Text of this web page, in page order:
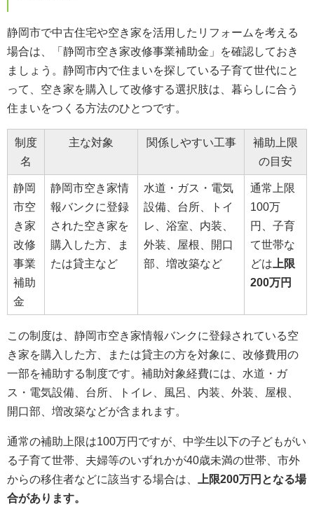
静岡市で中古住宅や空き家を活用したリフォームを考える
場合は、「静岡市空き家改修事業補助金」を確認しておき
ましょう。静岡市内で住まいを探している子育て世代にと
って、空き家を購入して改修する選択肢は、暮らしに合う
住まいをつくる方法のひとつです。
制度
名
主な対象 関係しやすい工事
補助上限
の目安
静岡
市空
き家
改修
事業
補助
金
静岡市空き家情
報バンクに登録
された空き家を
購入した方、ま
たは貸主など
水道・ガス・電気
設備、台所、トイ
レ、浴室、内装、
外装、屋根、開口
部、増改築など
通常上限
100万
円、子育
て世帯な
どは 上限
200万円
この制度は、静岡市空き家情報バンクに登録されている空
き家を購入した方、または貸主の方を対象に、改修費用の
一部を補助する制度です。補助対象経費には、水道・ガ
ス・電気設備、台所、トイレ、風呂、内装、外装、屋根、
開口部、増改築などが含まれます。
通常の補助上限は100万円ですが、中学生以下の子どもがい
る子育て世帯、夫婦等のいずれかが40歳未満の世帯、市外
からの移住者などに該当する場合は、
上限200万円となる場
合があります。